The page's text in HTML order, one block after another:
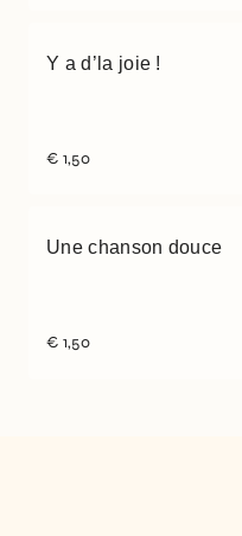
Y a d’la joie !
€ 1,50
Une chanson douce
€ 1,50